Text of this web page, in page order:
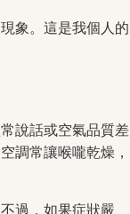
象。這是我個人的
說話或空氣品質差
調常讓喉嚨乾燥，
過，如果症狀嚴